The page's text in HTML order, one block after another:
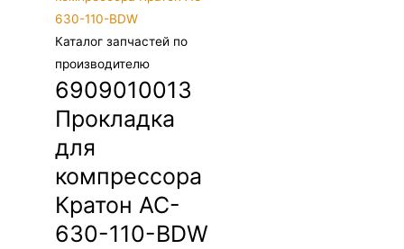
Каталог запчастей по
производителю
6909010013
Прокладка
для
компрессора
Кратон AC-
630-110-BDW